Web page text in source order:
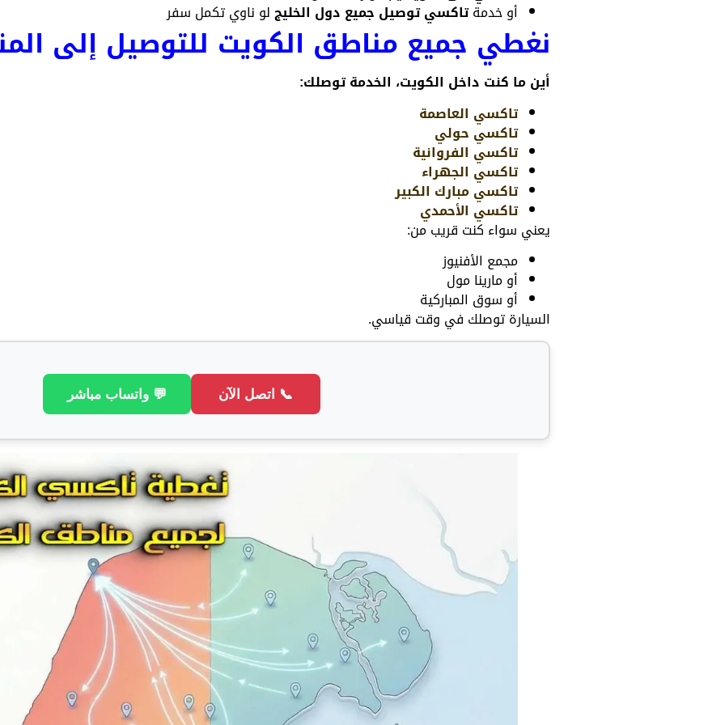
أو خدمةتاكسي توصيل جميع دول الخليجلو ناوي تكمل سفر
نغطي جميع مناطق الكويت للتوصيل إلى
أين ما كنت داخل الكويت، الخدمة توصلك:
تاكسي العاصمة
تاكسي حولي
تاكسي الفروانية
تاكسي الجهراء
تاكسي مبارك الكبير
تاكسي الأحمدي
يعني سواء كنت قريب من:
مجمع الأفنيوز
أو مارينا مول
أو سوق المباركية
السيارة توصلك في وقت قياسي.
📞 اتصل الآن 💬 واتساب مباشر